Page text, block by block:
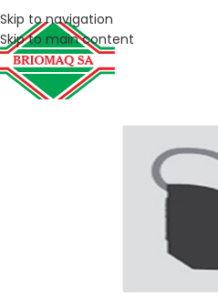
Skip to navigation
Skip to main content